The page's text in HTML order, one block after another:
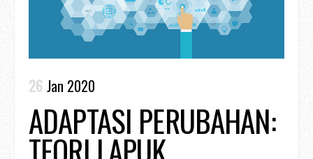
26 Jan 2020
ADAPTASI PERUBAHAN:
TEORI LAPUK